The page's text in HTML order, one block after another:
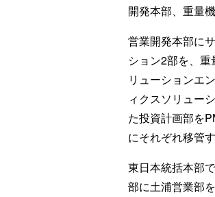
開発本部、重量
営業開発本部に
ション2部を、
リューションエ
ィクスソリュー
た投資計画部を
にそれぞれ移管す
東日本統括本部
部に土浦営業部